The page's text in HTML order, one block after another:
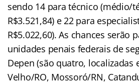
sendo 14 para técnico (médio/
R$3.521,84) e 22 para
R$5.022,60). As chances serão
unidades penais federais de
Depen (são quatro, localizadas
Velho/RO, Mossoró/RN,